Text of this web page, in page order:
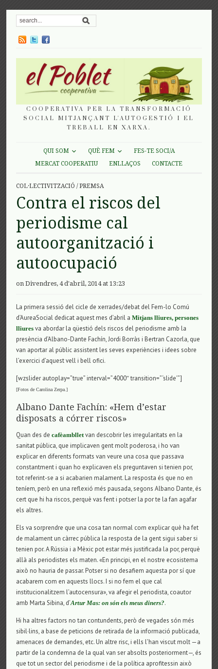
COOPERATIVA PER LA TRANSFORMACIÓ
SOCIAL MITJANÇANT L'AUTOGESTIÓ I EL
TREBALL EN XARXA.
QUI SOM QUÈ FEM
FES-TE SOCI/A
MERCAT COOPERATIU
ENLLAÇOS CONTACTE
COL·LECTIVITZACIÓ /PREMSA
Contra el riscos del
periodisme cal
autoorganització i
autoocupació
on Divendres, 4 d'abril, 2014 at 13:23
La primera sessió del cicle de xerrades/debat del Fem-lo Comú
d’AureaSocial dedicat aquest mes d’abril aMitjans lliures, persones
lliures va abordar la qüestió dels riscos del periodisme amb la
presència d’Albano-Dante Fachín, Jordi Borràs i Bertran Cazorla, que
van aportar al públic assistent les seves experiències i idees sobre
l’exercici d’aquest vell i bell ofici.
[wzslider autoplay=”true” interval=”4000″ transition=”‘slide'”]
[Fotos de Carolina Zerpa.]
Albano Dante Fachín: «Hem d’estar
disposats a córrer riscos»
Quan des decafèamblletvan descobrir les irregularitats en la
sanitat pública, que implicaven gent molt poderosa, i ho van
explicar en diferents formats van veure una cosa que passava
constantment i quan ho explicaven els preguntaven si tenien por,
tot referint-se a si acabarien malament. La resposta és que no en
teníem, però en una reflexió més pausada, segons Albano Dante, és
cert que hi ha riscos, perquè vas fent i potser la por te la fan agafar
els altres.
Els va sorprendre que una cosa tan normal com explicar què ha fet
de malament un càrrec pública la resposta de la gent sigui saber si
tenien por. A Rússia i a Mèxic pot estar més justificada la por, perquè
allà als periodistes els maten. «En principi, en el nostre ecosistema
això no hauria de passar. Potser si no desafiem aquesta por sí que
acabarem com en aquests llocs. I si no fem el que cal
institucionalitzem l’autocensura», va afegir el periodista, coautor
amb Marta Sibina, d’Artur Mas: on són els meus diners?.
Hi ha altres factors no tan contundents, però de vegades són més
sibil·lins, a base de peticions de retirada de la informació publicada,
amenaces de demandes, etc. Un altre risc, i ells l’han viscut molt —a
partir de la condemna de la qual van ser absolts posteriorment—, és
que tot un sector del periodisme i de la política aprofitessin això